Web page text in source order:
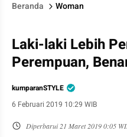
Beranda Woman
Laki-laki Lebih
Perempuan,
kumparanSTYLE
6 Februari 2019 10:29 WIB
Diperbarui21 Maret 2019 0:05